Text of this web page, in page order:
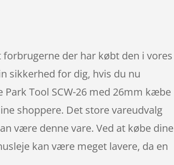
der har købt den i vores
sikkerhed for dig, hvis du nu
Tool SCW-26 med 26mm kæbe
shoppere. Det store vareudvalg
være denne vare. Ved at købe dine
kan være meget lavere, da en